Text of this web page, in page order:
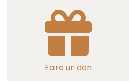
Faire un don